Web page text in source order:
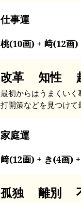
仕事運
桃(10画) + 﨑(12画)
改革 知性
最初からはうまくい
打開策などを見つけて
家庭運
﨑(12画) + き(4画)
孤独 離別